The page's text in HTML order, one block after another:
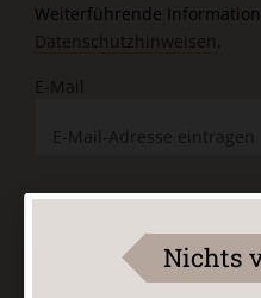
Weiterführende
Datenschutzhinweisen
E-Mail
Nichts